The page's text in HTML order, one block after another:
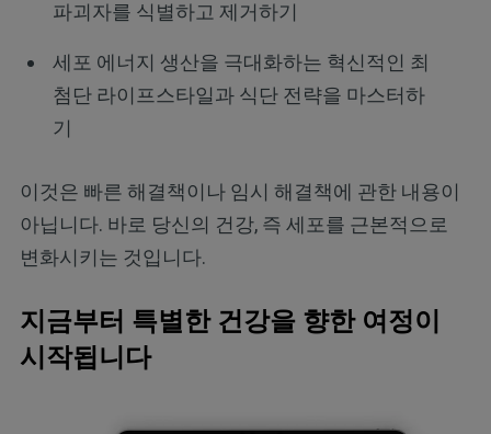
파괴자를 식별하고 제거하기
세포 에너지 생산을 극대화하는 혁신적인 최
첨단 라이프스타일과 식단 전략을 마스터하
기
이것은 빠른 해결책이나 임시 해결책에 관한 내용이
아닙니다. 바로 당신의 건강, 즉 세포를 근본적으로
변화시키는 것입니다.
지금부터 특별한 건강을 향한 여정이
시작됩니다